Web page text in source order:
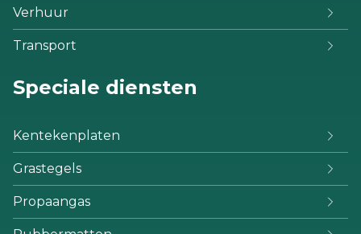
Verhuur
Transport
Speciale diensten
Kentekenplaten
Grastegels
Propaangas